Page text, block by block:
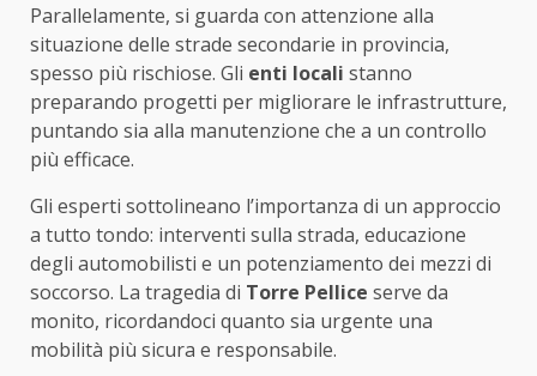
Parallelamente, si guarda con attenzione alla
situazione delle strade secondarie in provincia,
spesso più rischiose. Gli enti locali stanno
preparando progetti per migliorare le infrastrutture,
puntando sia alla manutenzione che a un controllo
più efficace.
Gli esperti sottolineano l’importanza di un approccio
a tutto tondo: interventi sulla strada, educazione
degli automobilisti e un potenziamento dei mezzi di
soccorso. La tragedia di Torre Pellice serve da
monito, ricordandoci quanto sia urgente una
mobilità più sicura e responsabile.